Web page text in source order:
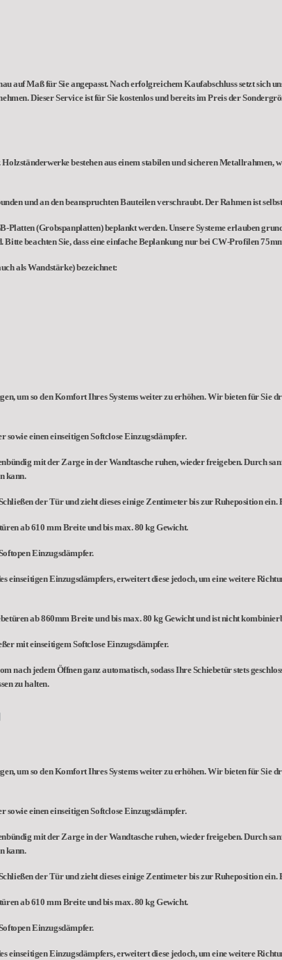
auf Maß für Sie angepasst. Nach erfolgreichem Kaufabschluss setzt sich
Dieser Service ist für Sie kostenlos und bereits im Preis der
bestehen aus einem stabilen und sicheren
und an den beanspruchten Bauteilen verschraubt. Der Rahmen ist
(Grobspanplatten) beplankt werden. Unsere Systeme erlauben
beachten Sie, dass eine einfache Beplankung nur bei CW-Profilen
als Wandstärke) bezeichnet:
um so den Komfort Ihres Systems weiter zu erhöhen. Wir bieten für Sie
einen einseitigen Softclose Einzugsdämpfer.
mit der Zarge in der Wandtasche ruhen, wieder freigeben. Durch
kann.
der Tür und zieht dieses einige Zentimeter bis zur Ruheposition
ab 610 mm Breite und bis max. 80 kg Gewicht.
Einzugsdämpfer.
einseitigen Einzugsdämpfers, erweitert diese jedoch, um eine weitere
ab 860mm Breite und bis max. 80 kg Gewicht und ist nicht
mit einseitigem Softclose Einzugsdämpfer.
jedem Öffnen ganz automatisch, sodass Ihre Schiebetür stets
zu halten.
um so den Komfort Ihres Systems weiter zu erhöhen. Wir bieten für Sie
einen einseitigen Softclose Einzugsdämpfer.
mit der Zarge in der Wandtasche ruhen, wieder freigeben. Durch
kann.
der Tür und zieht dieses einige Zentimeter bis zur Ruheposition
ab 610 mm Breite und bis max. 80 kg Gewicht.
Einzugsdämpfer.
einseitigen Einzugsdämpfers, erweitert diese jedoch, um eine weitere